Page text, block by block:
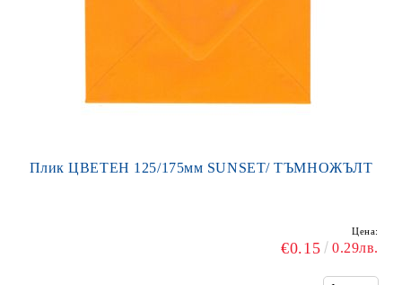
Плик ЦВЕТЕН 125/175мм SUNSET/ ТЪМНОЖЪЛТ
Цена:
€0.15 0.29лв.